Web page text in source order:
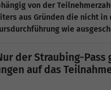
von der
aus Gründen die nicht in
wie
der Straubing-
auf das